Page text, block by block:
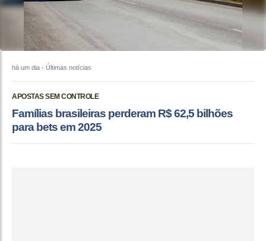
há um dia - Últimas notícias
APOSTAS SEM CONTROLE
Famílias brasileiras perderam R$ 62,5 bilhões
para bets em 2025